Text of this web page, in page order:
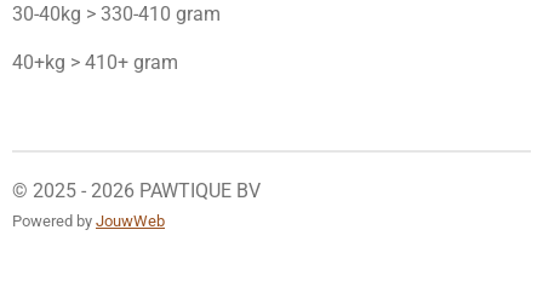
30-40kg > 330-410 gram
40+kg > 410+ gram
© 2025 - 2026 PAWTIQUE BV
Powered by JouwWeb